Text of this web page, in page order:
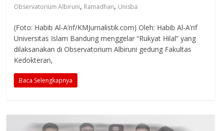
Observatorium Albiruni, Ramadhan, Unisba
(Foto: Habib Al-A’rif/KMJurnalistik.com) Oleh: Habib Al-A’rif
Universitas Islam Bandung menggelar “Rukyat Hilal” yang
dilaksanakan di Observatorium Albiruni gedung Fakultas
Kedokteran,
Baca Selengkapnya